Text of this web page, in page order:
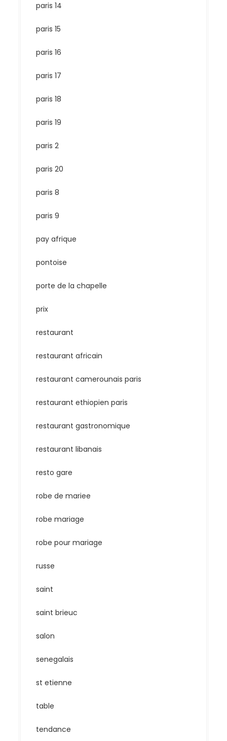
paris 14
paris 15
paris 16
paris 17
paris 18
paris 19
paris 2
paris 20
paris 8
paris 9
pay afrique
pontoise
porte de la chapelle
prix
restaurant
restaurant africain
restaurant camerounais paris
restaurant ethiopien paris
restaurant gastronomique
restaurant libanais
resto gare
robe de mariee
robe mariage
robe pour mariage
russe
saint
saint brieuc
salon
senegalais
st etienne
table
tendance